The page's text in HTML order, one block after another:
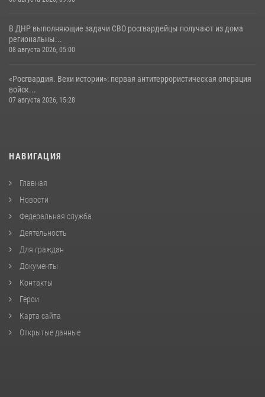
В ДНР выполняющие задачи СВО росгвардейцы получают из дома
региональны...
08 августа 2026, 05:00
«Росгвардия. Вехи истории»: первая антитеррористическая операция
войск...
07 августа 2026, 15:28
НАВИГАЦИЯ
Главная
Новости
Федеральная служба
Деятельность
Для граждан
Документы
Контакты
Герои
Карта сайта
Открытые данные